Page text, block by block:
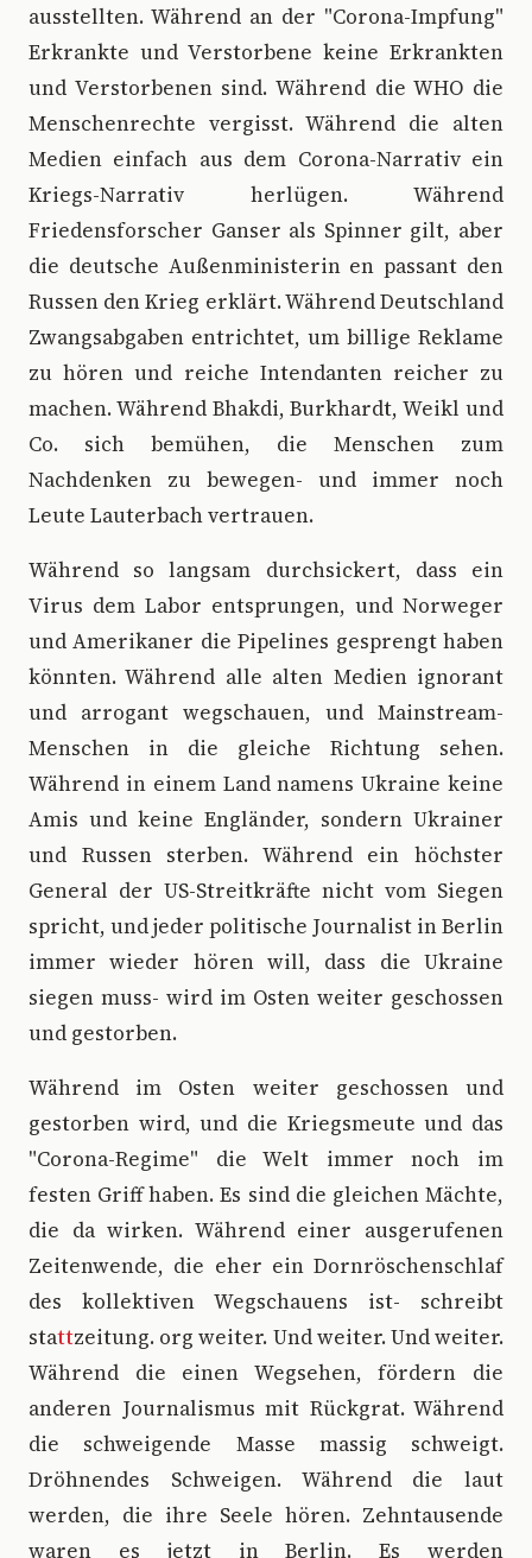
ausstellten. Während an der "Corona-Impfung"
Erkrankte und Verstorbene keine Erkrankten
und Verstorbenen sind. Während die WHO die
Menschenrechte vergisst. Während die alten
Medien einfach aus dem Corona-Narrativ ein
Kriegs-Narrativ herlügen. Während
Friedensforscher Ganser als Spinner gilt, aber
die deutsche Außenministerin en passant den
Russen den Krieg erklärt. Während Deutschland
Zwangsabgaben entrichtet, um billige Reklame
zu hören und reiche Intendanten reicher zu
machen. Während Bhakdi, Burkhardt, Weikl und
Co. sich bemühen, die Menschen zum
Nachdenken zu bewegen- und immer noch
Leute Lauterbach vertrauen.
Während so langsam durchsickert, dass ein
Virus dem Labor entsprungen, und Norweger
und Amerikaner die Pipelines gesprengt haben
könnten. Während alle alten Medien ignorant
und arrogant wegschauen, und Mainstream-
Menschen in die gleiche Richtung sehen.
Während in einem Land namens Ukraine keine
Amis und keine Engländer, sondern Ukrainer
und Russen sterben. Während ein höchster
General der US-Streitkräfte nicht vom Siegen
spricht, und jeder politische Journalist in Berlin
immer wieder hören will, dass die Ukraine
siegen muss- wird im Osten weiter geschossen
und gestorben.
Während im Osten weiter geschossen und
gestorben wird, und die Kriegsmeute und das
"Corona-Regime" die Welt immer noch im
festen Griff haben. Es sind die gleichen Mächte,
die da wirken. Während einer ausgerufenen
Zeitenwende, die eher ein Dornröschenschlaf
des kollektiven Wegschauens ist- schreibt
stattzeitung. org weiter. Und weiter. Und weiter.
Während die einen Wegsehen, fördern die
anderen Journalismus mit Rückgrat. Während
die schweigende Masse massig schweigt.
Dröhnendes Schweigen. Während die laut
werden, die ihre Seele hören. Zehntausende
waren es jetzt in Berlin. Es werden